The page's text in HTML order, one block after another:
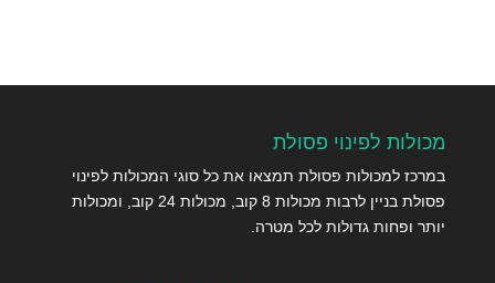
מכולות לפינוי פסולת
במרכז למכולות פסולת תמצאו את כל סוגי המכולות לפינוי
פסולת בניין לרבות מכולות 8 קוב, מכולות 24 קוב, ומכולות
יותר ופחות גדולות לכל מטרה.